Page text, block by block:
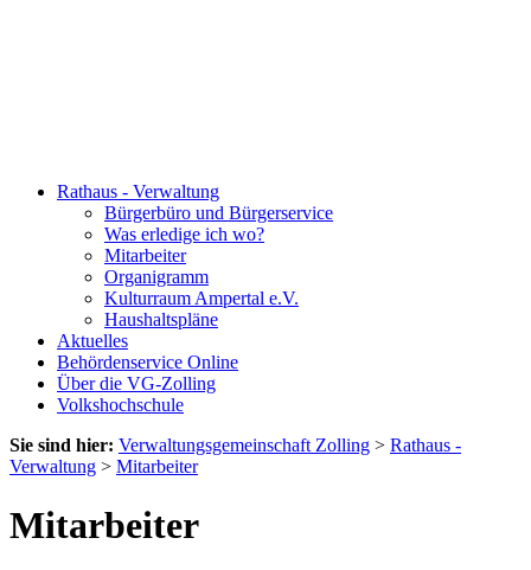
Rathaus - Verwaltung
Bürgerbüro und Bürgerservice
Was erledige ich wo?
Mitarbeiter
Organigramm
Kulturraum Ampertal e.V.
Haushaltspläne
Aktuelles
Behördenservice Online
Über die VG-Zolling
Volkshochschule
Sie sind hier: Verwaltungsgemeinschaft Zolling > Rathaus -
Verwaltung > Mitarbeiter
Mitarbeiter